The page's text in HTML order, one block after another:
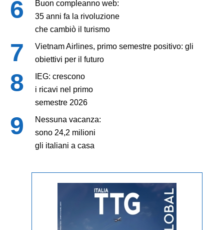
Buon compleanno web:
35 anni fa la rivoluzione
che cambiò il turismo
Vietnam Airlines, primo semestre positivo: gli
obiettivi per il futuro
IEG: crescono
i ricavi nel primo
semestre 2026
Nessuna vacanza:
sono 24,2 milioni
gli italiani a casa